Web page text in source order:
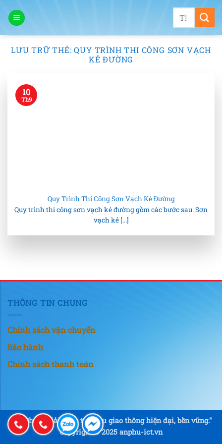
qua
Tìm
LƯU TRỮ THẺ:QUY TRÌNH THI CÔNG SƠN VẠCH
KẺ ĐƯỜNG
Quy Trình Thi Công Sơn Vạch Kẻ Đường
Quy trình thi công sơn vạch kẻ đường gồm các bước sau. Sơn
vạch kẻ [...]
10
Th9
THÔNG TIN CHUNG
Chính sách vận chuyển
Bảo hành
Chính sách thanh toán
"An Phú – Giải pháp tín hiệu giao thông hiện đại, bền vững."
Copyright © 2025 anphu-ict.vn